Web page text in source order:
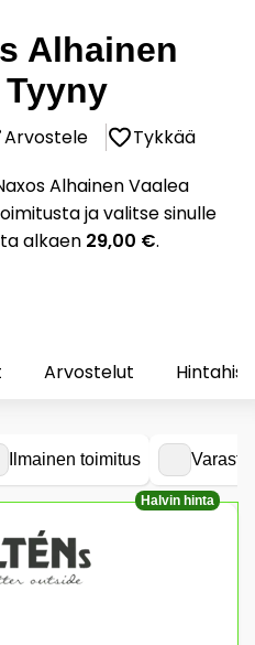
Alhainen
Tyyny
Arvostele
Tykkää
Alhainen Vaalea
ja valitse sinulle
alkaen 29,00 €.
Arvostelut
Ilmainen toimitus
Halvin hinta